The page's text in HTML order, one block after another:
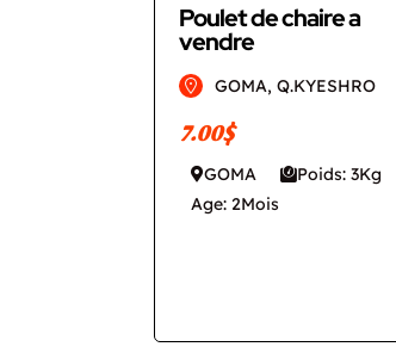
Poulet de chaire a
vendre
GOMA, Q.KYESHRO
7.00$
GOMA
Poids: 3Kg
Age: 2Mois